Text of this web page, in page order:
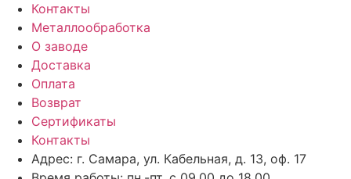
Контакты
Металлообработка
О заводе
Доставка
Оплата
Возврат
Сертификаты
Контакты
Адрес: г. Самара, ул. Кабельная, д. 13, оф. 17